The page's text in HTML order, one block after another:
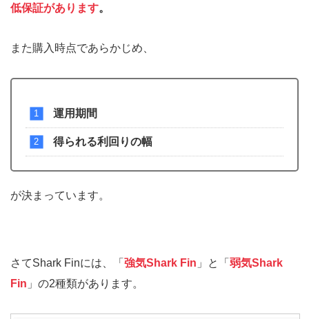
低保証があります。
また購入時点であらかじめ、
運用期間
得られる利回りの幅
が決まっています。
さてShark Finには、「 強気Shark Fin 」と「 弱気Shark
Fin 」の2種類があります。